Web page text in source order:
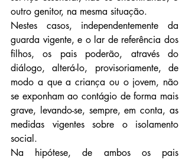
outro genitor, na mesma situação.
Nestes casos, independentemente da
guarda vigente, e o lar de referência dos
filhos, os pais poderão, através do
diálogo, alterá-lo, provisoriamente, de
modo a que a criança ou o jovem, não
se exponham ao contágio de forma mais
grave, levando-se, sempre, em conta, as
medidas vigentes sobre o isolamento
social.
Na hipótese, de ambos os pais